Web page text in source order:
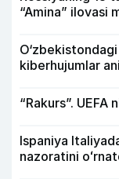
“Amina” ilovasi
kiberhujumlar
“Rakurs”. UEFA
Ispaniya
nazoratini